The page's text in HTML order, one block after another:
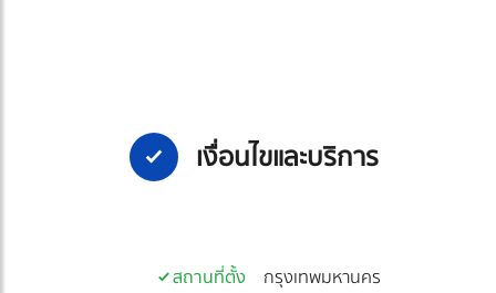
เงื่อนไขและบริการ
สถานที่ตั้ง กรุงเทพมหานคร